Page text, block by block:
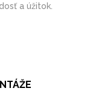
a úžitok.